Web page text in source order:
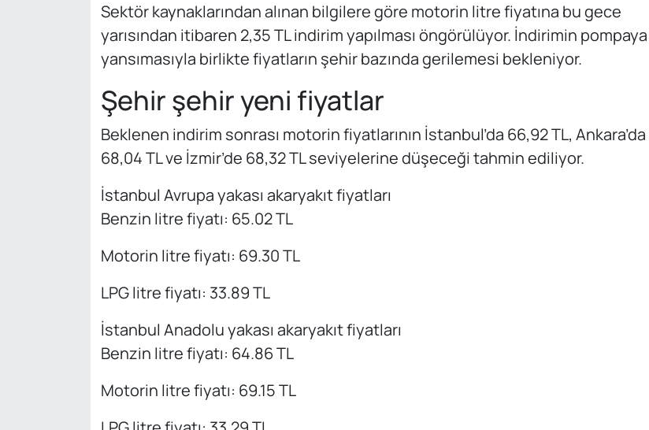
Sektör kaynaklarından alınan bilgilere göre motorin litre fiyatına bu gece
yarısından itibaren 2,35 TL indirim yapılması öngörülüyor. İndirimin pompaya
yansımasıyla birlikte fiyatların şehir bazında gerilemesi bekleniyor.
Şehir şehir yeni fiyatlar
Beklenen indirim sonrası motorin fiyatlarının İstanbul’da 66,92 TL, Ankara’da
68,04 TL ve İzmir’de 68,32 TL seviyelerine düşeceği tahmin ediliyor.
İstanbul Avrupa yakası akaryakıt fiyatları
Benzin litre fiyatı: 65.02 TL
Motorin litre fiyatı: 69.30 TL
LPG litre fiyatı: 33.89 TL
İstanbul Anadolu yakası akaryakıt fiyatları
Benzin litre fiyatı: 64.86 TL
Motorin litre fiyatı: 69.15 TL